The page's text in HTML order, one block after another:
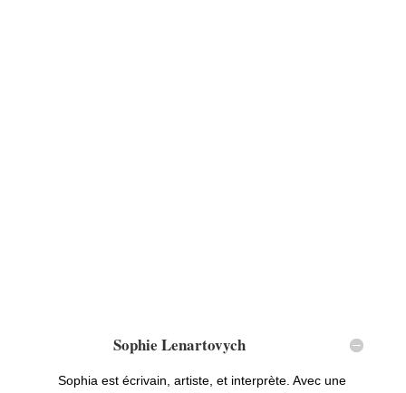
Sophie Lenartovych
Sophia est écrivain, artiste, et interprète. Avec une